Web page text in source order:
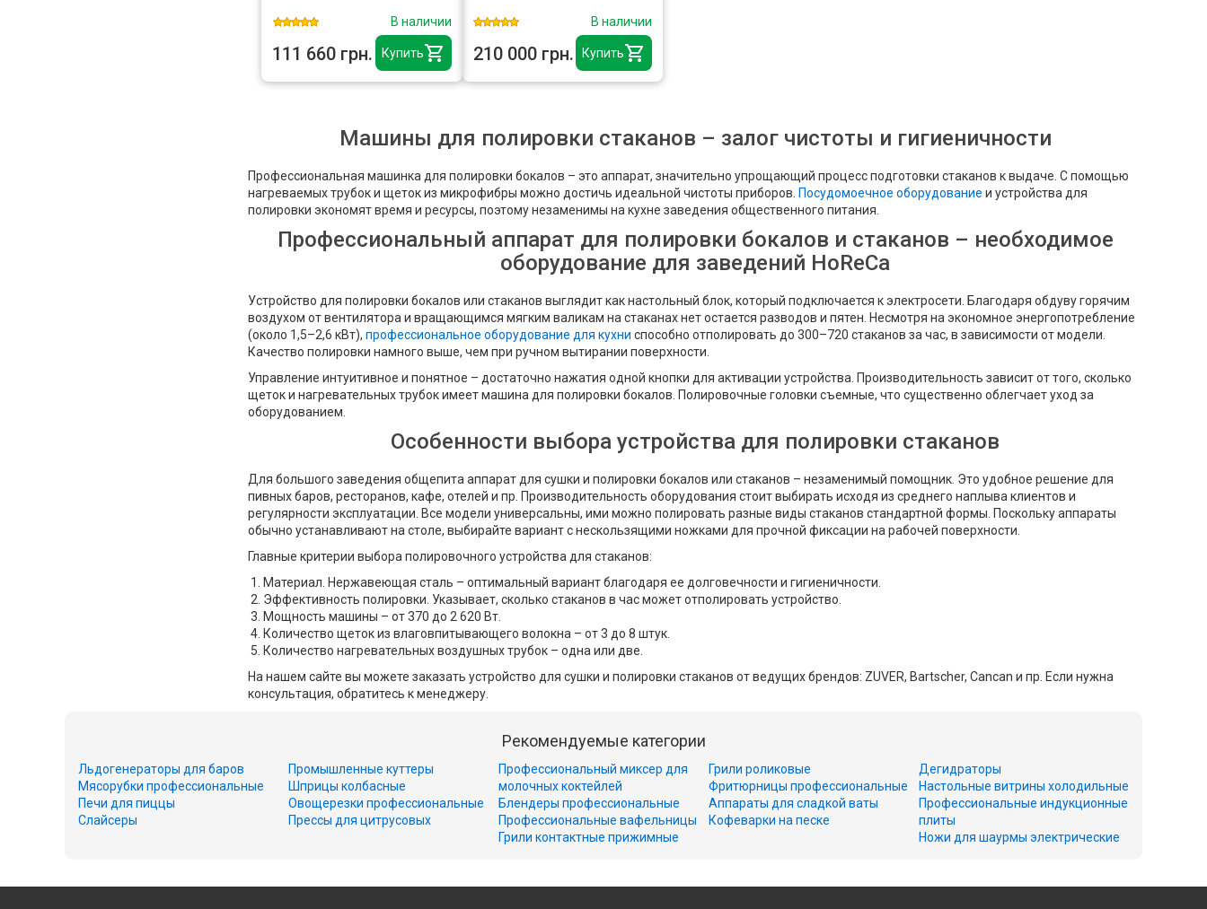
Купить
В наличии
111 660 грн. Купить
В наличии
210 000 грн.
Машины для полировки стаканов – залог чистоты и гигиеничности
Профессиональная машинка для полировки бокалов – это аппарат, значительно упрощающий процесс подготовки стаканов к выдаче. С помощью
нагреваемых трубок и щеток из микрофибры можно достичь идеальной чистоты приборов. Посудомоечное оборудование и устройства для
полировки экономят время и ресурсы, поэтому незаменимы на кухне заведения общественного питания.
Профессиональный аппарат для полировки бокалов и стаканов – необходимое
оборудование для заведений HoReCa
Устройство для полировки бокалов или стаканов выглядит как настольный блок, который подключается к электросети. Благодаря обдуву горячим
воздухом от вентилятора и вращающимся мягким валикам на стаканах нет остается разводов и пятен. Несмотря на экономное энергопотребление
(около 1,5–2,6 кВт), профессиональное оборудование для кухни способно отполировать до 300–720 стаканов за час, в зависимости от модели.
Качество полировки намного выше, чем при ручном вытирании поверхности.
Управление интуитивное и понятное – достаточно нажатия одной кнопки для активации устройства. Производительность зависит от того, сколько
щеток и нагревательных трубок имеет машина для полировки бокалов. Полировочные головки съемные, что существенно облегчает уход за
оборудованием.
Особенности выбора устройства для полировки стаканов
Для большого заведения общепита аппарат для сушки и полировки бокалов или стаканов – незаменимый помощник. Это удобное решение для
пивных баров, ресторанов, кафе, отелей и пр. Производительность оборудования стоит выбирать исходя из среднего наплыва клиентов и
регулярности эксплуатации. Все модели универсальны, ими можно полировать разные виды стаканов стандартной формы. Поскольку аппараты
обычно устанавливают на столе, выбирайте вариант с нескользящими ножками для прочной фиксации на рабочей поверхности.
Главные критерии выбора полировочного устройства для стаканов:
Материал. Нержавеющая сталь – оптимальный вариант благодаря ее долговечности и гигиеничности.
Эффективность полировки. Указывает, сколько стаканов в час может отполировать устройство.
Мощность машины – от 370 до 2 620 Вт.
Количество щеток из влаговпитывающего волокна – от 3 до 8 штук.
Количество нагревательных воздушных трубок – одна или две.
На нашем сайте вы можете заказать устройство для сушки и полировки стаканов от ведущих брендов: ZUVER, Bartscher, Cancan и пр. Если нужна
консультация, обратитесь к менеджеру.
Рекомендуемые категории
Льдогенераторы для баров
Мясорубки профессиональные
Печи для пиццы
Слайсеры
Промышленные куттеры
Шприцы колбасные
Овощерезки профессиональные
Прессы для цитрусовых
Профессиональный миксер для
молочных коктейлей
Блендеры профессиональные
Профессиональные вафельницы
Грили контактные прижимные
Грили роликовые
Фритюрницы профессиональные
Аппараты для сладкой ваты
Кофеварки на песке
Дегидраторы
Настольные витрины холодильные
Профессиональные индукционные
плиты
Ножи для шаурмы электрические